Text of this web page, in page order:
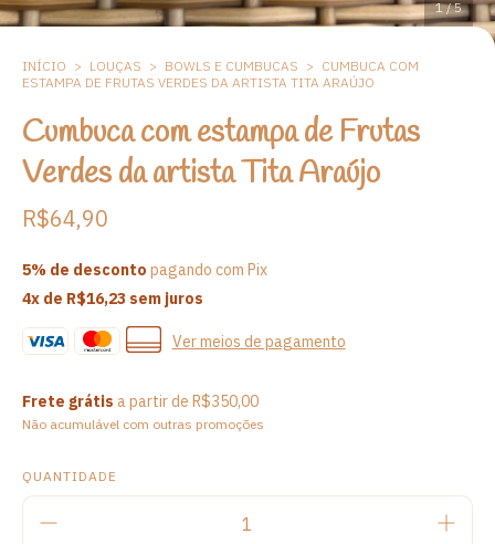
1/5
INÍCIO > LOUÇAS > BOWLS E CUMBUCAS > CUMBUCA COM
ESTAMPA DE FRUTAS VERDES DA ARTISTA TITA ARAÚJO
Cumbuca com estampa de Frutas
Verdes da artista Tita Araújo
R$64,90
5% de desconto pagando com Pix
4x de R$16,23 sem juros
Ver meios de pagamento
Frete grátis a partir de R$350,00
Não acumulável com outras promoções
QUANTIDADE